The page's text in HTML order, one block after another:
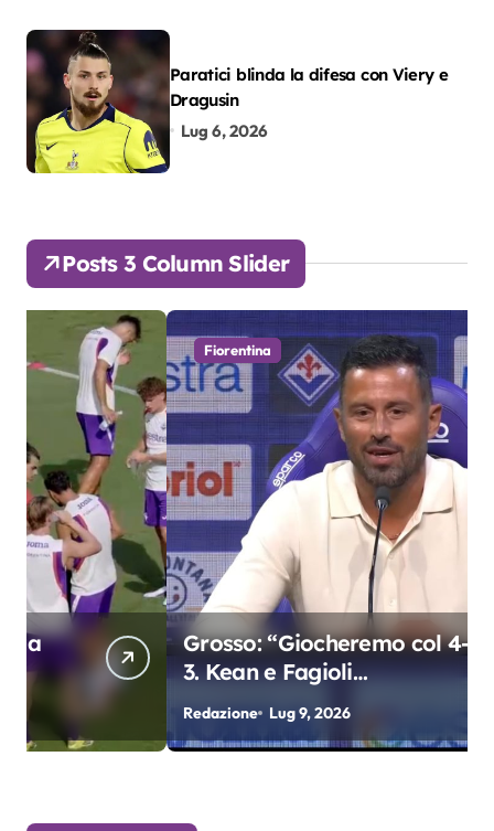
Paratici blinda la difesa con Viery e
Dragusin
Lug 6, 2026
Posts 3 Column Slider
Fiorentina
Grosso: “Giocheremo col 4-3-
3. Kean e Fagioli
fondamentali. Atta grande
colpo”
Redazione Lug 9, 2026